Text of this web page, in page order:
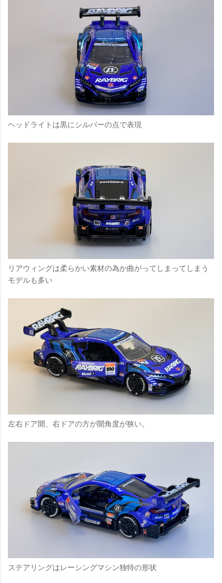
ヘッドライトは黒にシルバーの点で表現
リアウィングは柔らかい素材の為か曲がってしまってしまう
モデルも多い
左右ドア開、右ドアの方が開角度が狭い。
ステアリングはレーシングマシン独特の形状